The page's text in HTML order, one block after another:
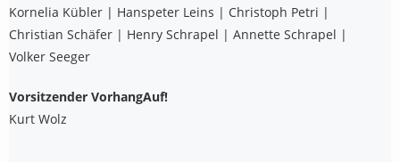
Kornelia Kübler | Hanspeter Leins | Christoph Petri |
Christian Schäfer | Henry Schrapel | Annette Schrapel |
Volker Seeger
Vorsitzender VorhangAuf!
Kurt Wolz